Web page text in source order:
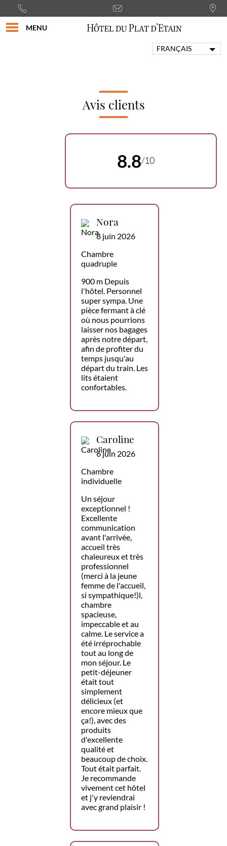
MENU
FRANÇAIS
Avis clients
8.8/10
Nora
8 juin 2026
Chambre
quadruple
900 m Depuis
l'hôtel. Personnel
super sympa. Une
pièce fermant à clé
où nous pourrions
laisser nos bagages
après notre départ,
afin de profiter du
temps jusqu'au
départ du train. Les
lits étaient
confortables.
Caroline
6 juin 2026
Chambre
individuelle
Un séjour
exceptionnel !
Excellente
communication
avant l'arrivée,
accueil très
chaleureux et très
professionnel
(merci à la jeune
femme de l'accueil,
si sympathique!)l,
chambre
spacieuse,
impeccable et au
calme. Le service a
été irréprochable
tout au long de
mon séjour. Le
petit-déjeuner
était tout
simplement
délicieux (et
encore mieux que
ça!), avec des
produits
d'excellente
qualité et
beaucoup de choix.
Tout était parfait.
Je recommande
vivement cet hôtel
et j'y reviendrai
avec grand plaisir !